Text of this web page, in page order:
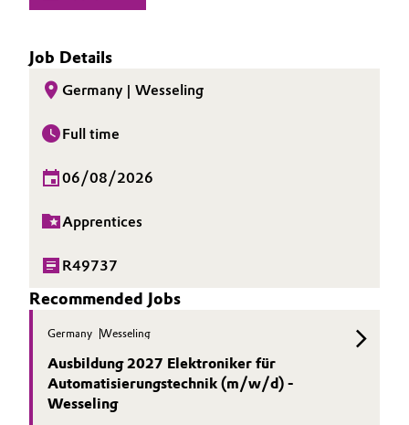
Job Details
Germany | Wesseling
Full time
06/08/2026
Apprentices
R49737
Recommended Jobs
Germany Wesseling
Ausbildung 2027 Elektroniker für
Automatisierungstechnik (m/w/d) -
Wesseling